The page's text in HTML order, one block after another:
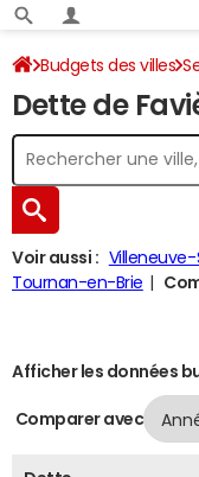
Budgets des villes
Dette au 31/12/2024
Dette de
Voir aussi :
Tournan-en-Brie
Afficher les données
Comparer avec